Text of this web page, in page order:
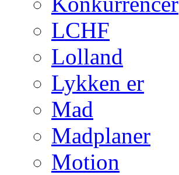
LCHF
Lolland
Lykken er
Mad
Madplaner
Motion